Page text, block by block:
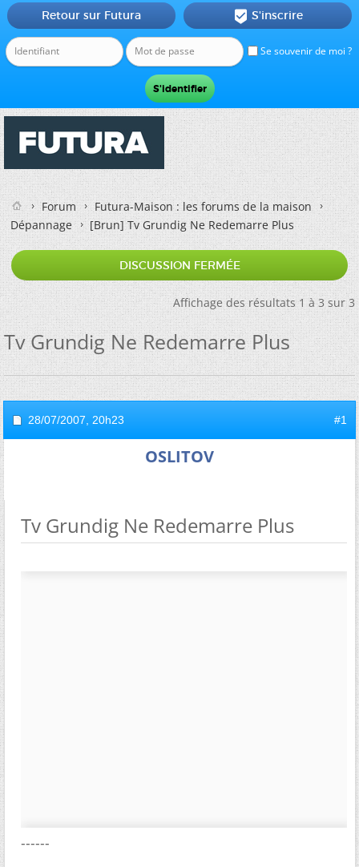
Se souvenir de moi ?
Retour sur Futura  S'inscrire
Forum
Futura-Maison : les forums de la maison
Dépannage
[Brun]Tv Grundig Ne Redemarre Plus
DISCUSSION FERMÉE
Affichage des résultats 1 à 3 sur 3
Tv Grundig Ne Redemarre Plus
28/07/2007, 20h23 #1
OSLITOV
Tv Grundig Ne Redemarre Plus
------